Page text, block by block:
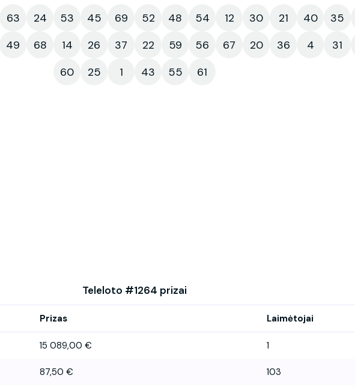
63 24 53 45 69 52 48 54 12 30 21 40 35
49
68 14 26 37 22 59 56 67 20 36 4 31
60
25 1 43 55 61
Teleloto #1264 prizai
Prizas Laimėtojai
15 089,00 € 1
87,50 € 103